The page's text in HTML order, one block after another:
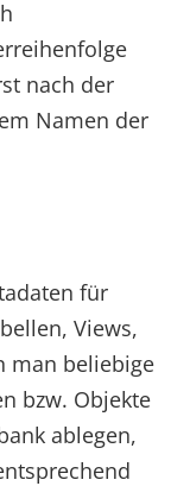
nach der
Namen der
für
Views,
man beliebige
bzw. Objekte
ablegen,